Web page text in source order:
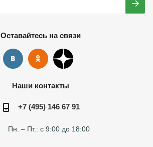
Оставайтесь на связи
Наши контакты
+7 (495) 146 67 91
Пн. – Пт.: с 9:00 до 18:00